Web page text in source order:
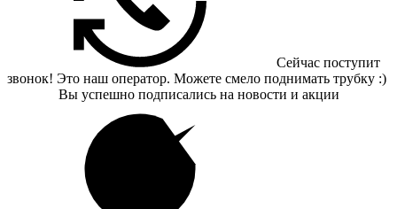
Сейчас поступит
звонок! Это наш оператор. Можете смело поднимать трубку :)
Вы успешно подписались на новости и акции